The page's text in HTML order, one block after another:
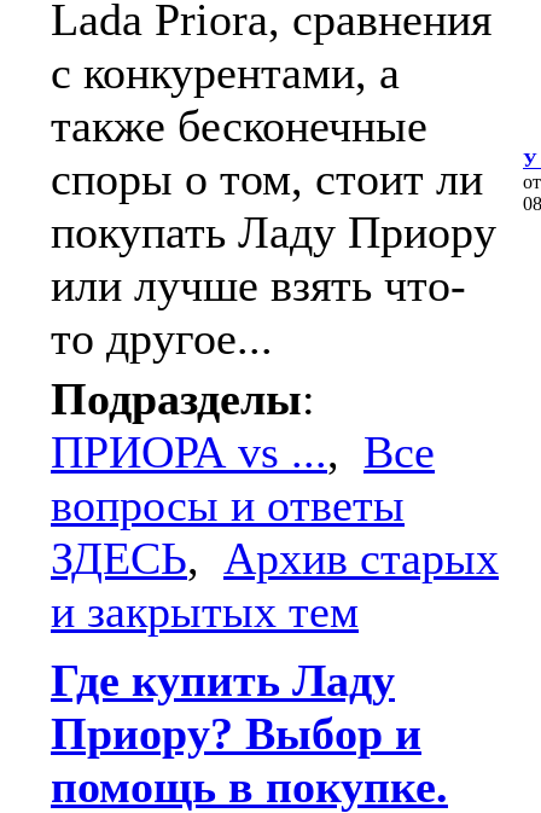
Lada Priora, сравнения
с конкурентами, а
также бесконечные
споры о том, стоит ли
покупать Ладу Приору
или лучше взять что-
то другое...
Подразделы:
ПРИОРА vs ..., Все
вопросы и ответы
ЗДЕСЬ, Архив старых
и закрытых тем
У
Где купить Ладу
Приору? Выбор и
помощь в покупке.